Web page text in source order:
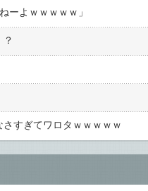
よｗｗｗｗｗ」
すぎてワロタｗｗｗｗｗ